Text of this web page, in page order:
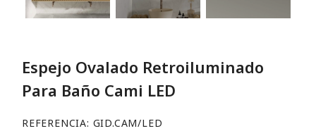
Espejo Ovalado Retroiluminado
Para Baño Cami LED
REFERENCIA GID.CAM/LED